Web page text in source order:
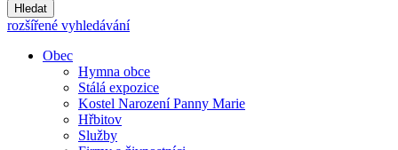
Hledat
rozšířené vyhledávání
Obec
Hymna obce
Stálá expozice
Kostel Narození Panny Marie
Hřbitov
Služby